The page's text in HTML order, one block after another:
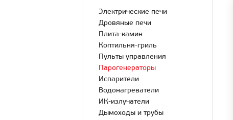
Электрические печи
Дровяные печи
Плита-камин
Коптильня-гриль
Пульты управления
Парогенераторы
Испарители
Водонагреватели
ИК-излучатели
Дымоходы и трубы